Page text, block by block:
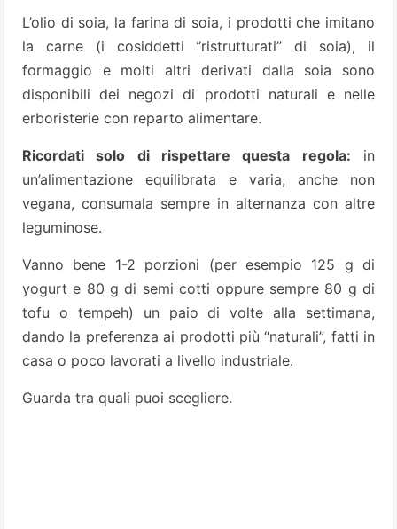
L’olio di soia, la farina di soia, i prodotti che imitano
la carne (i cosiddetti “ristrutturati” di soia), il
formaggio e molti altri derivati dalla soia sono
disponibili dei negozi di prodotti naturali e nelle
erboristerie con reparto alimentare.
Ricordati solo di rispettare questa regola: in
un’alimentazione equilibrata e varia, anche non
vegana, consumala sempre in alternanza con altre
leguminose.
Vanno bene 1-2 porzioni (per esempio 125 g di
yogurt e 80 g di semi cotti oppure sempre 80 g di
tofu o tempeh) un paio di volte alla settimana,
dando la preferenza ai prodotti più “naturali”, fatti in
casa o poco lavorati a livello industriale.
Guarda tra quali puoi scegliere.